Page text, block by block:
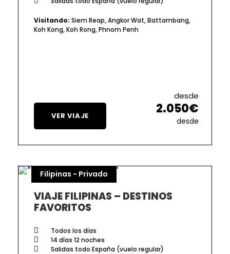
VER VIAJE
desde
2.050€
desde
Visitando: Siem Reap, Angkor Wat, Battambang,
Koh Kong, Koh Rong, Phnom Penh
Filipinas - Privado
VIAJE FILIPINAS – DESTINOS
FAVORITOS
Todos los días
14 días 12 noches
Salidas todo España (vuelo regular)